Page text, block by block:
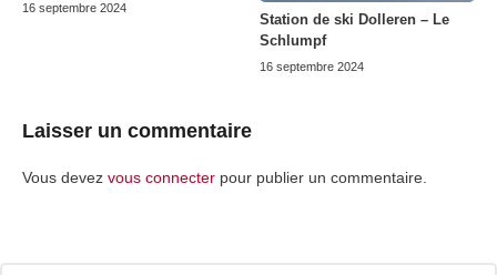
16 septembre 2024
Station de ski Dolleren – Le
Schlumpf
16 septembre 2024
Laisser un commentaire
Vous devez vous connecter pour publier un commentaire.